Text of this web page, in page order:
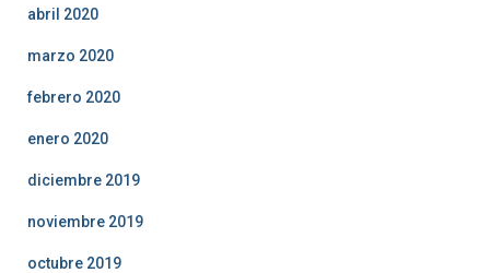
abril 2020
marzo 2020
febrero 2020
enero 2020
diciembre 2019
noviembre 2019
octubre 2019